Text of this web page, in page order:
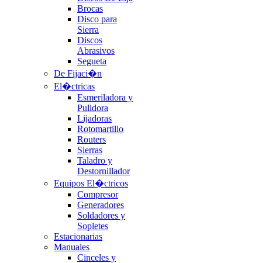
Brocas
Disco para
Sierra
Discos
Abrasivos
Segueta
De Fijaci�n
El�ctricas
Esmeriladora y
Pulidora
Lijadoras
Rotomartillo
Routers
Sierras
Taladro y
Destornillador
Equipos El�ctricos
Compresor
Generadores
Soldadores y
Sopletes
Estacionarias
Manuales
Cinceles y